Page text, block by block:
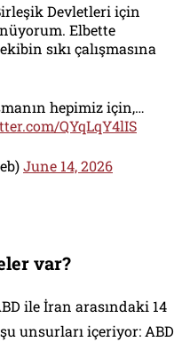
Devletleri için
Elbette
sıkı çalışmasına
hepimiz için,…
QYqLqY4lIS
June 14, 2026
var?
ile İran arasındaki 14
unsurları içeriyor: ABD